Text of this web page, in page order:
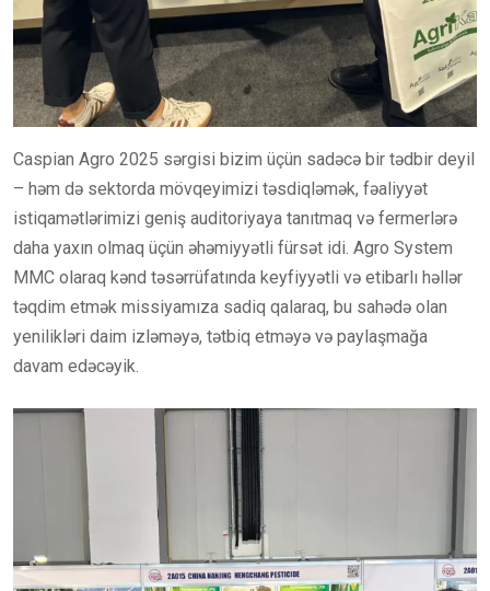
Caspian Agro 2025 sərgisi bizim üçün sadəcə bir tədbir deyil
– həm də sektorda mövqeyimizi təsdiqləmək, fəaliyyət
istiqamətlərimizi geniş auditoriyaya tanıtmaq və fermerlərə
daha yaxın olmaq üçün əhəmiyyətli fürsət idi. Agro System
MMC olaraq kənd təsərrüfatında keyfiyyətli və etibarlı həllər
təqdim etmək missiyamıza sadiq qalaraq, bu sahədə olan
yenilikləri daim izləməyə, tətbiq etməyə və paylaşmağa
davam edəcəyik.